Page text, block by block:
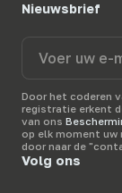
Nieuwsbrief
mail
in
Door het coderen
registratie erkent
van ons
op elk moment
door naar de
Volg ons